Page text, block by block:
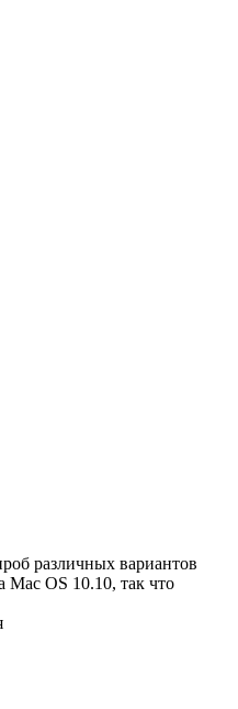
различных вариантов
Mac OS 10.10, так что